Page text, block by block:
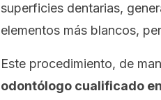
superficies dentarias,
elementos más blancos,
Este procedimiento, de
odontólogo cualificado